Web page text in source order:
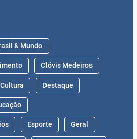
& Mundo
Clóvis Medeiros
Cultura Destaque
Esporte Geral